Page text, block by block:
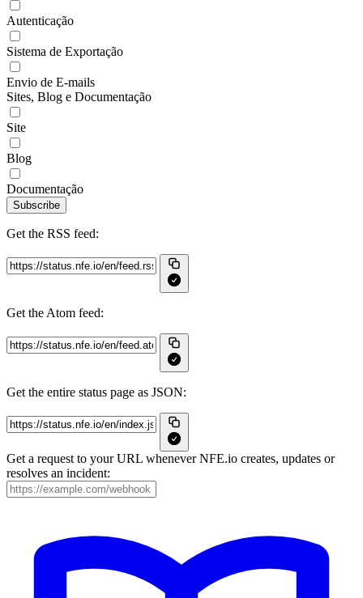
Autenticação
Sistema de Exportação
Envio de E-mails
Sites, Blog e Documentação
Site
Blog
Documentação
Subscribe
Get the RSS feed:
Get the Atom feed:
Get the entire status page as JSON:
Get a request to your URL whenever NFE.io creates, updates or
resolves an incident: